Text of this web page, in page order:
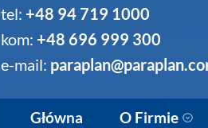
tel: +48 94 719 1000
kom: +48 696 999 300
e-mail:
Główna O Firmie